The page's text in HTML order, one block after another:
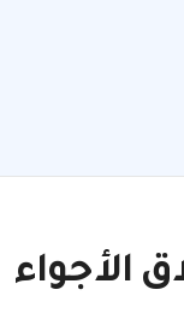
الأجواء